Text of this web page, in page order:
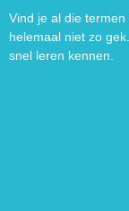
Vind je al die
helemaal niet zo
snel leren kennen.